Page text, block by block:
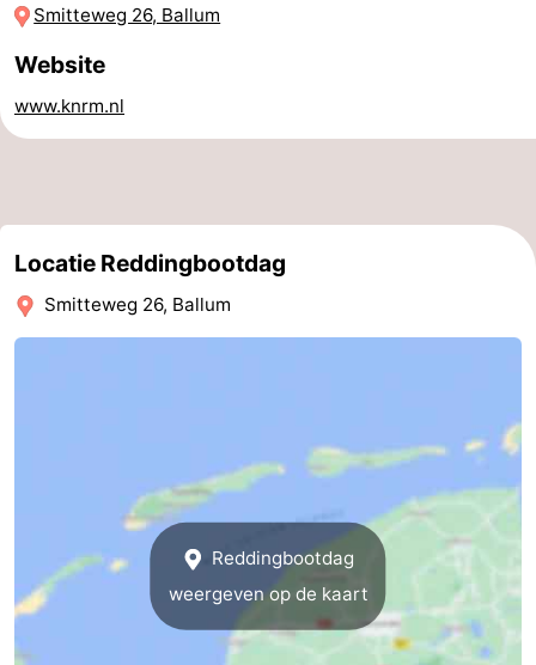
Praktisch
Route
-
adressen
Regio
Smitteweg 26, Ballum
Website
www.knrm.nl
Locatie Reddingbootdag
Smitteweg 26, Ballum
Reddingbootdag
weergeven op de kaart